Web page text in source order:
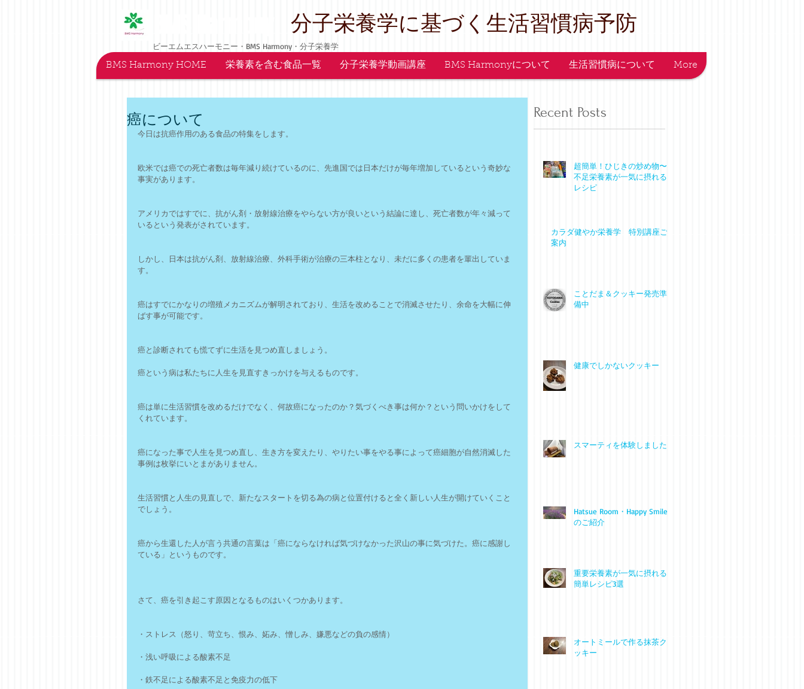
​分子栄養学に基づく生活習慣病予防
ビーエムエスハーモニー・BMS Harmony・分子栄養学
BMS Harmony HOME
栄養素を含む食品一覧 分子栄養学動画講座 BMS Harmonyについて 生活習慣病について More
癌について
今日は抗癌作用のある食品の特集をします。
欧米では癌での死亡者数は毎年減り続けているのに、先進国では日本だけが毎年増加しているという奇妙な
事実があります。
アメリカではすでに、抗がん剤・放射線治療をやらない方が良いという結論に達し、死亡者数が年々減って
いるという発表がされています。
しかし、日本は抗がん剤、放射線治療、外科手術が治療の三本柱となり、未だに多くの患者を輩出していま
す。
癌はすでにかなりの増殖メカニズムが解明されており、生活を改めることで消滅させたり、余命を大幅に伸
ばす事が可能です。
癌と診断されても慌てずに生活を見つめ直しましょう。
癌という病は私たちに人生を見直すきっかけを与えるものです。
癌は単に生活習慣を改めるだけでなく、何故癌になったのか？気づくべき事は何か？という問いかけをして
くれています。
癌になった事で人生を見つめ直し、生き方を変えたり、やりたい事をやる事によって癌細胞が自然消滅した
事例は枚挙にいとまがありません。
生活習慣と人生の見直しで、新たなスタートを切る為の病と位置付けると全く新しい人生が開けていくこと
でしょう。
癌から生還した人が言う共通の言葉は「癌にならなければ気づけなかった沢山の事に気づけた。癌に感謝し
ている」というものです。
さて、癌を引き起こす原因となるものはいくつかあります。
・ストレス（怒り、苛立ち、恨み、妬み、憎しみ、嫌悪などの負の感情）
・浅い呼吸による酸素不足
・鉄不足による酸素不足と免疫力の低下
Recent Posts
超簡単！ひじきの炒め物〜
不足栄養素が一気に摂れる
レシピ
カラダ健やか栄養学 特別講座ご
案内
ことだま＆クッキー発売準
備中
健康でしかないクッキー
スマーティを体験しました
Hatsue Room・Happy Smile
のご紹介
重要栄養素が一気に摂れる
簡単レシピ3選
オートミールで作る抹茶ク
ッキー